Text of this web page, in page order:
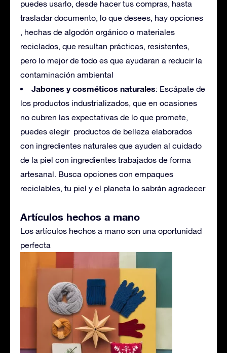
puedes usarlo, desde hacer tus compras, hasta
trasladar documento, lo que desees, hay opciones
, hechas de algodón orgánico o materiales
reciclados, que resultan prácticas, resistentes,
pero lo mejor de todo es que ayudaran a reducir la
contaminación ambiental
Jabones y cosméticos naturales: Escápate de
los productos industrializados, que en ocasiones
no cubren las expectativas de lo que promete,
puedes elegir productos de belleza elaborados
con ingredientes naturales que ayuden al cuidado
de la piel con ingredientes trabajados de forma
artesanal. Busca opciones con empaques
reciclables, tu piel y el planeta lo sabrán agradecer
Artículos hechos a mano
Los artículos hechos a mano son una oportunidad
perfecta